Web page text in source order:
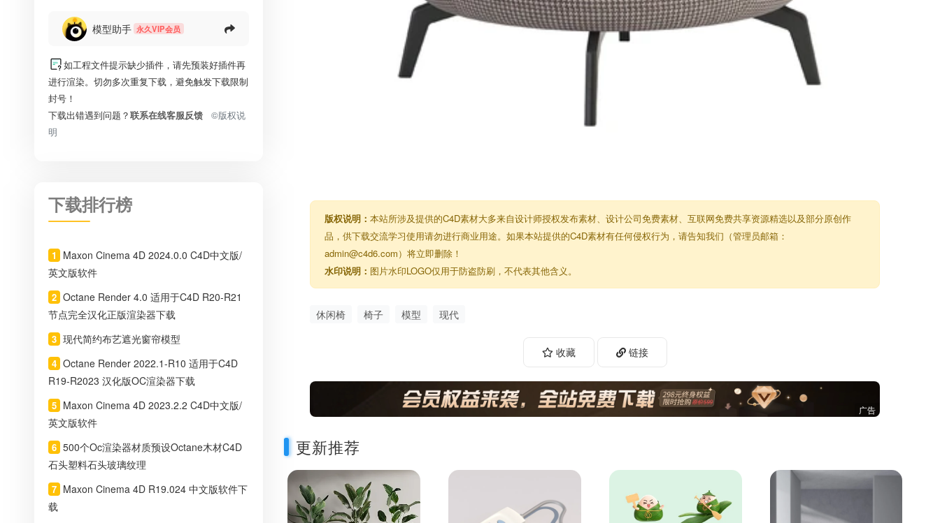
版权说明：本站所涉及提供的C4D素材大多来自设计师授权发布素材、设计公司免费素材、互联网免费共享资源精选以及部分原创作
品，供下载交流学习使用请勿进行商业用途。如果本站提供的C4D素材有任何侵权行为，请告知我们（管理员邮箱：
admin@c4d6.com）将立即删除！
水印说明： 图片水印LOGO仅用于防盗防刷，不代表其他含义。
休闲椅 椅子 模型 现代
收藏 链接
广告
更新推荐
模型助手 永久VIP会员
如工程文件提示缺少插件，请先预装好插件再
进行渲染。切勿多次重复下载，避免触发下载限制
封号！
下载出错遇到问题？联系在线客服反馈
©版权说
明
下载排行榜
1
Maxon Cinema 4D 2024.0.0 C4D中文版/
英文版软件
2 Octane Render 4.0 适用于C4D R20-R21
节点完全汉化正版渲染器下载
3 现代简约布艺遮光窗帘模型
4 Octane Render 2022.1-R10 适用于C4D
R19-R2023 汉化版OC渲染器下载
5 Maxon Cinema 4D 2023.2.2 C4D中文版/
英文版软件
6 500个Oc渲染器材质预设Octane木材C4D
石头塑料石头玻璃纹理
7 Maxon Cinema 4D R19.024 中文版软件下
载